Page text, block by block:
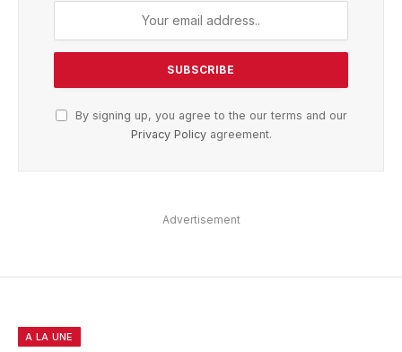
By signing up, you agree to the our terms and our
Privacy Policyagreement.
Advertisement
A LA UNE